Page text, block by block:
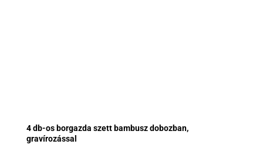
4 db-os borgazda szett bambusz dobozban,
gravírozással